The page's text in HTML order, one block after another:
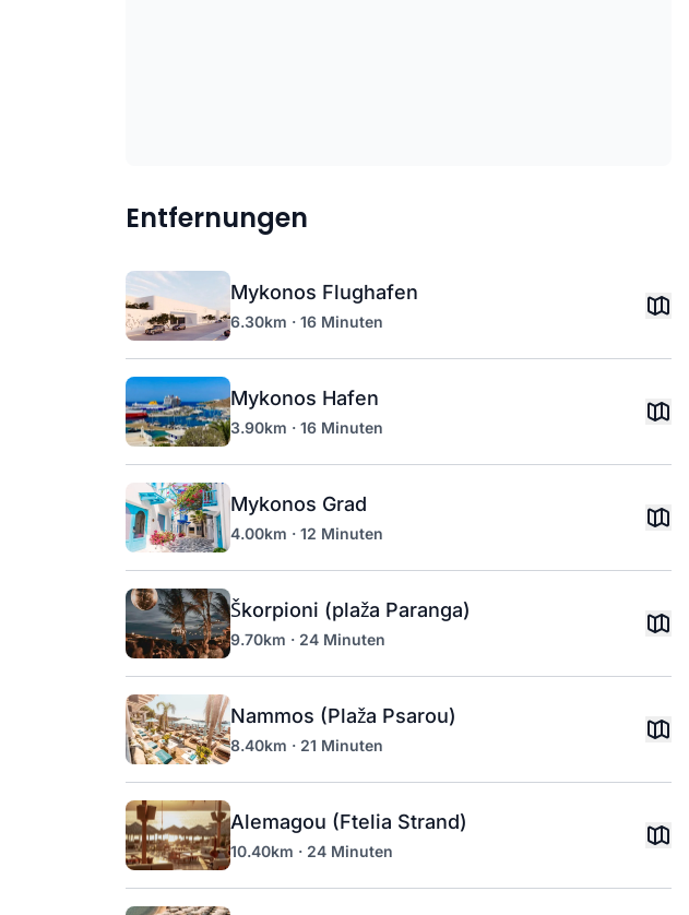
Entfernungen
Mykonos Flughafen
6.30km · 16 Minuten
Mykonos Hafen
3.90km · 16 Minuten
Mykonos Grad
4.00km · 12 Minuten
Škorpioni (plaža Paranga)
9.70km · 24 Minuten
Nammos (Plaža Psarou)
8.40km · 21 Minuten
Alemagou (Ftelia Strand)
10.40km · 24 Minuten